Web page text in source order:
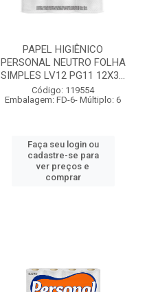
PAPEL HIGIÊNICO
PERSONAL NEUTRO FOLHA
SIMPLES LV12 PG11 12X3...
Código: 119554
Embalagem: FD-6- Múltiplo: 6
Faça seu login ou
cadastre-se para
ver preços e
comprar